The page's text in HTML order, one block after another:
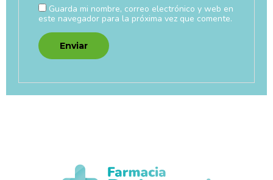
Guarda mi nombre, correo electrónico y web en
este navegador para la próxima vez que comente.